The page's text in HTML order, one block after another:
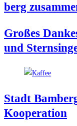
berg
Gro­ßes
und
Stadt
Kooperation